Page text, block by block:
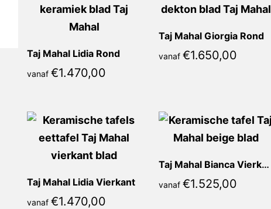
Taj Mahal Lidia Rond
vanaf €1.470,00
Taj Mahal Giorgia Rond
vanaf €1.650,00
Taj Mahal Lidia Vierkant
vanaf €1.470,00
Taj Mahal Bianca Vierkant
vanaf €1.525,00